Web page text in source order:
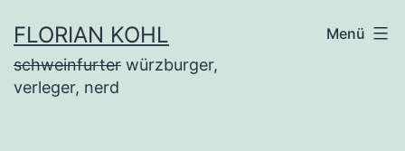
Inhalt
springen
FLORIAN KOHL
schweinfurter würzburger,
verleger, nerd
Menü